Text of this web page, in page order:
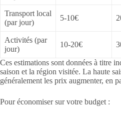
Transport local
(par jour)
5-10€
Activités (par
jour)
10-20€
Ces estimations sont données à titre
saison et la région visitée. La haute
généralement les prix augmenter, en
Pour économiser sur votre budget :